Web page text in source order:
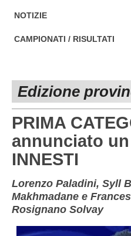
EDIZIONE:
AREZZO
GROSSETO
LIVORNO
LUCCA
MASSA CARRARA
PISA
PISTOIA
PRATO
NOTIZIE
NOTIZIE:
Le iniziative di TOSCANA GOL
Beach soccer
Rappresentative regionali e
FIGC Toscana
Calcio femminile
Calcio a 5
Societa' piu'
CAMPIONATI / RISULTATI
NAZIONALI
Edizione
PRIMA
annunciato un
INNESTI
Lorenzo Paladini, Syll
Makhmadane e
Rosignano Solvay